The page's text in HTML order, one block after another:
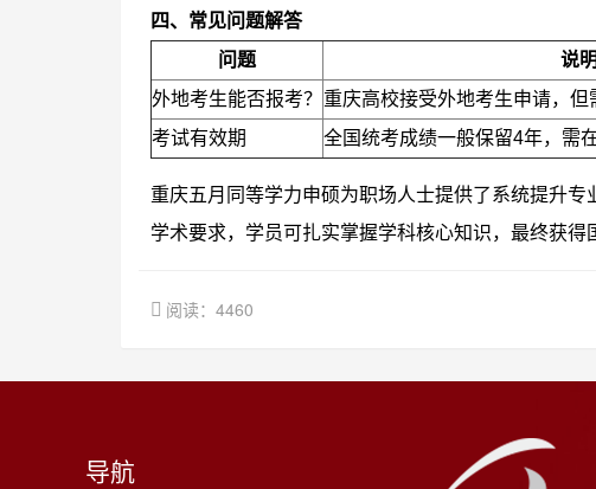
四、常见问题解答
问题
说明
外地考生能否报考？ 重庆高校接受外地考生申请，
考试有效期
全国统考成绩一般保留4年，需
重庆五月同等学力申硕为职场人士提供了系统提升
学术要求，学员可扎实掌握学科核心知识，最终获得
阅读：4460
导航